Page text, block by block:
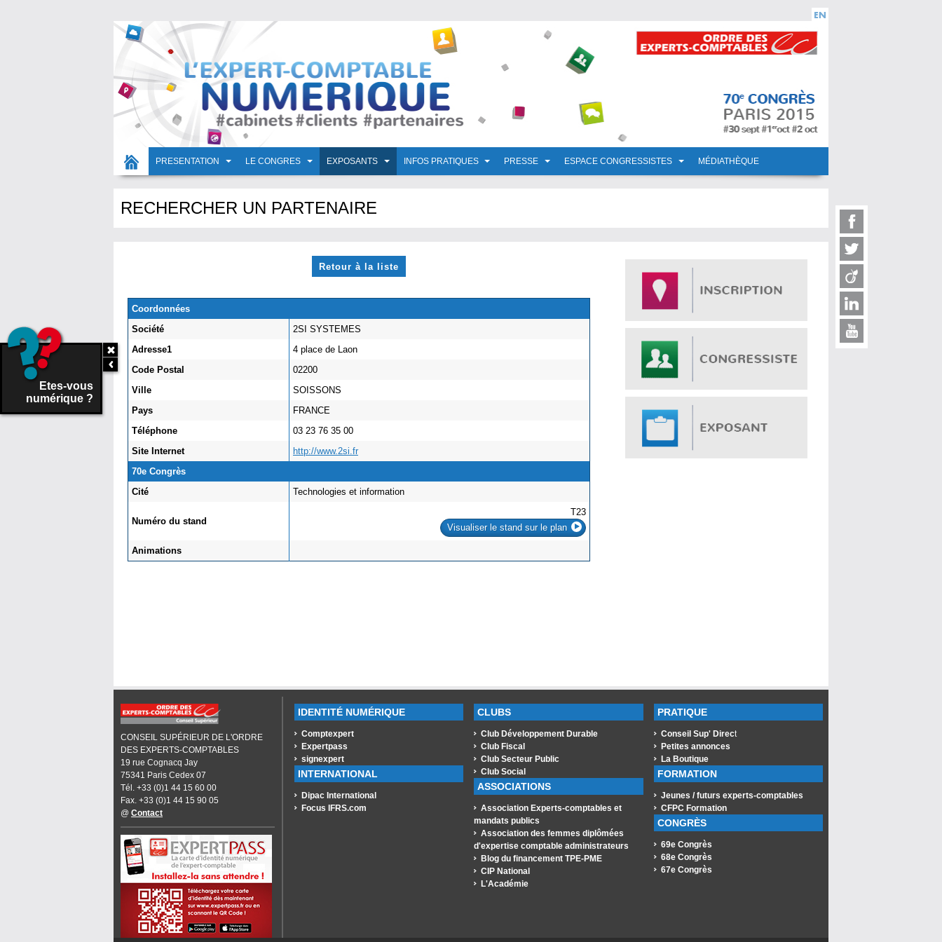
PRESENTATION LE CONGRES EXPOSANTS INFOS PRATIQUES PRESSE ESPACE CONGRESSISTES MÉDIATHÈQUE
RECHERCHER UN PARTENAIRE
Retour à la liste
Coordonnées
Société
2SI SYSTEMES
Adresse1
4 place de Laon
Code Postal
02200
Ville
SOISSONS
Pays
FRANCE
Téléphone
03 23 76 35 00
Site Internet
http://www.2si.fr
70e Congrès
Cité
Technologies et information
Numéro du stand
T23
Visualiser le stand sur le plan
Animations
Etes-vous
numérique ?
CONSEIL SUPÉRIEUR DE L'ORDRE
DES EXPERTS-COMPTABLES
19 rue Cognacq Jay
75341 Paris Cedex 07
Tél. +33 (0)1 44 15 60 00
Fax. +33 (0)1 44 15 90 05
@ Contact
IDENTITÉ NUMÉRIQUE
Comptexpert
Expertpass
signexpert
INTERNATIONAL
Dipac International
Focus IFRS.com
CLUBS
Club Développement Durable
Club Fiscal
Club Secteur Public
Club Social
ASSOCIATIONS
Association Experts-comptables et
mandats publics
Association des femmes diplômées
d'expertise comptable administrateurs
Blog du financement TPE-PME
CIP National
L'Académie
PRATIQUE
Conseil Sup' Direct
Petites annonces
La Boutique
FORMATION
Jeunes / futurs experts-comptables
CFPC Formation
CONGRÈS
69e Congrès
68e Congrès
67e Congrès